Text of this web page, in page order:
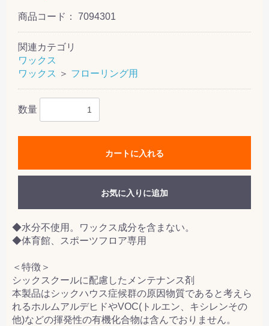
商品コード： 7094301
関連カテゴリ
ワックス
ワックス ＞ フローリング用
数量
カートに入れる
お気に入りに追加
◆水分不使用。ワックス成分を含まない。
◆体育館、スポーツフロア専用
＜特徴＞
シックスクールに配慮したメンテナンス剤
本製品はシックハウス症候群の原因物質であると考えら
れるホルムアルデヒドやVOC(トルエン、キシレンその
他)などの揮発性の有機化合物は含んでおりません。